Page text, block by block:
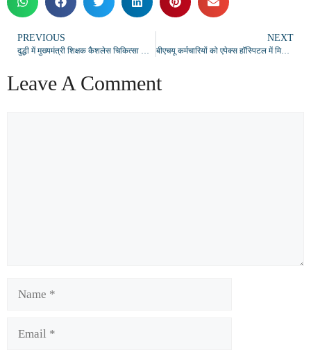
PREVIOUS
दुद्धी में मुख्यमंत्री शिक्षक कैशलेस चिकित्सा योजना का शुभारंभ, शिक्षकों को वितरित किए गए स्वास्थ्य कार्ड
NEXT
बीएचयू कर्मचारियों को एपेक्स हॉस्पिटल में मिलेगी कैशलेस उपचार सुविधा, एमओयू पर हुए हस्ताक्षर
Leave A Comment